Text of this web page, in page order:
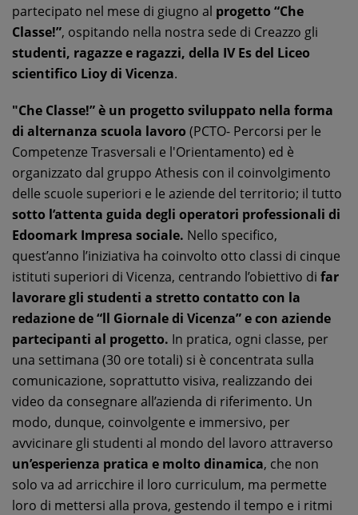
partecipato nel mese di giugno al progetto “Che
Classe!”, ospitando nella nostra sede di Creazzo gli
studenti, ragazze e ragazzi, della IV Es del Liceo
scientifico Lioy di Vicenza.
"Che Classe!” è un progetto sviluppato nella forma
di alternanza scuola lavoro (PCTO- Percorsi per le
Competenze Trasversali e l'Orientamento) ed è
organizzato dal gruppo Athesis con il coinvolgimento
delle scuole superiori e le aziende del territorio; il tutto
sotto l’attenta guida degli operatori professionali di
Edoomark Impresa sociale. Nello specifico,
quest’anno l’iniziativa ha coinvolto otto classi di cinque
istituti superiori di Vicenza, centrando l’obiettivo di far
lavorare gli studenti a stretto contatto con la
redazione de “ll Giornale di Vicenza” e con aziende
partecipanti al progetto. In pratica, ogni classe, per
una settimana (30 ore totali) si è concentrata sulla
comunicazione, soprattutto visiva, realizzando dei
video da consegnare all’azienda di riferimento. Un
modo, dunque, coinvolgente e immersivo, per
avvicinare gli studenti al mondo del lavoro attraverso
un’esperienza pratica e molto dinamica, che non
solo va ad arricchire il loro curriculum, ma permette
loro di mettersi alla prova, gestendo il tempo e i ritmi